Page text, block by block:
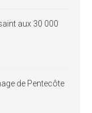
aux 30 000
de Pentecôte